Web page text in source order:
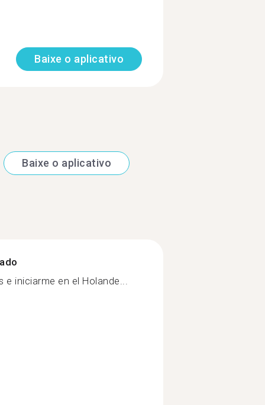
Baixe o aplicativo
Baixe o aplicativo
iniciarme en el Holande...